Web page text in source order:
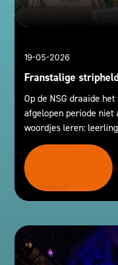
19-05-2026
Franstalige
Op de NSG draaide
afgelopen periode
woordjes leren: